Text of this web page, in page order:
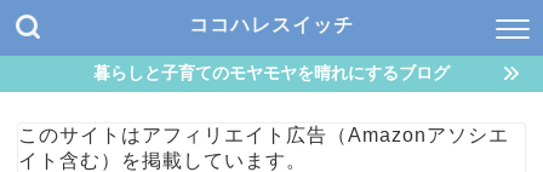
ココハレスイッチ
暮らしと子育てのモヤモヤを晴れにするブログ
このサイトはアフィリエイト広告（Amazonアソシエ
イト含む）を掲載しています。